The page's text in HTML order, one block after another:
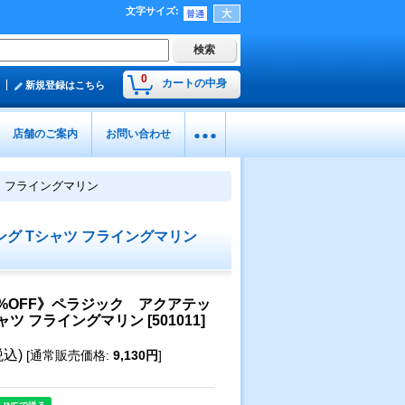
文字サイズ:
0 カートの中身
新規登録はこちら
店舗のご案内 お問い合わせ
ライングマリン
Tシャツ フライングマリン
》ペラジック アクアテッ
ツ フライングマリン [501011]
込) [通常販売価格: 9,130円]